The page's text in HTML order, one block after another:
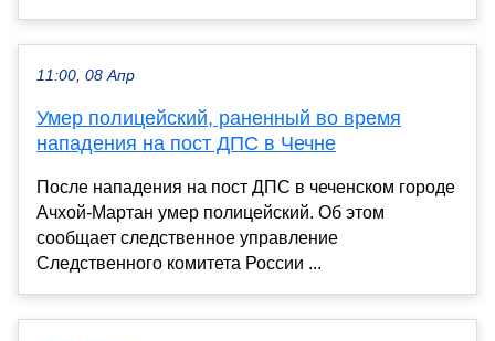
11:00, 08 Апр
Умер полицейский, раненный во время
нападения на пост ДПС в Чечне
После нападения на пост ДПС в чеченском городе
Ачхой-Мартан умер полицейский. Об этом
сообщает следственное управление
Следственного комитета России ...